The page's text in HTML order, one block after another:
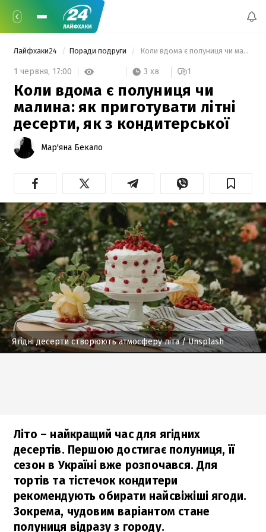
Лайфхаки24 Поради подруги Коли вдома є полуниця чи малина: як приготувати літні десерти, як з кондитерської
1 червня, 17:00 3 хв 1
Коли вдома є полуниця чи
малина: як приготувати літні
десерти, як з кондитерської
Мар'яна Бекало
Ягідні десерти створюють атмосферу літа/ Unsplash
Літо – найкращий час для ягідних
десертів. Першою достигає полуниця, її
сезон в Україні вже розпочався. Для
тортів та тістечок кондитери
рекомендують обирати найсвіжіші ягоди.
Зокрема, чудовим варіантом стане
полуниця відразу з городу.